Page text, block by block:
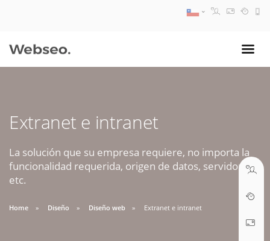
Extranet e intranet
La solución que su empresa requiere, no importa la
funcionalidad requerida, origen de datos, servidores,
etc.
Home Diseño Diseño web Extranet e intranet
09:30 AM A 18:30 PM
soporte@webseo.cl
ABRIR TICKET